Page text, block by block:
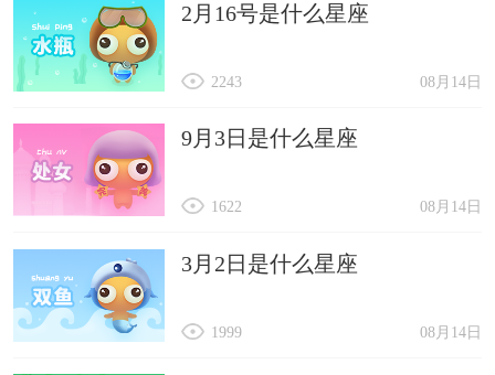
2月16号是什么星座
08月14日
2243
9月3日是什么星座
08月14日
1622
3月2日是什么星座
08月14日
1999